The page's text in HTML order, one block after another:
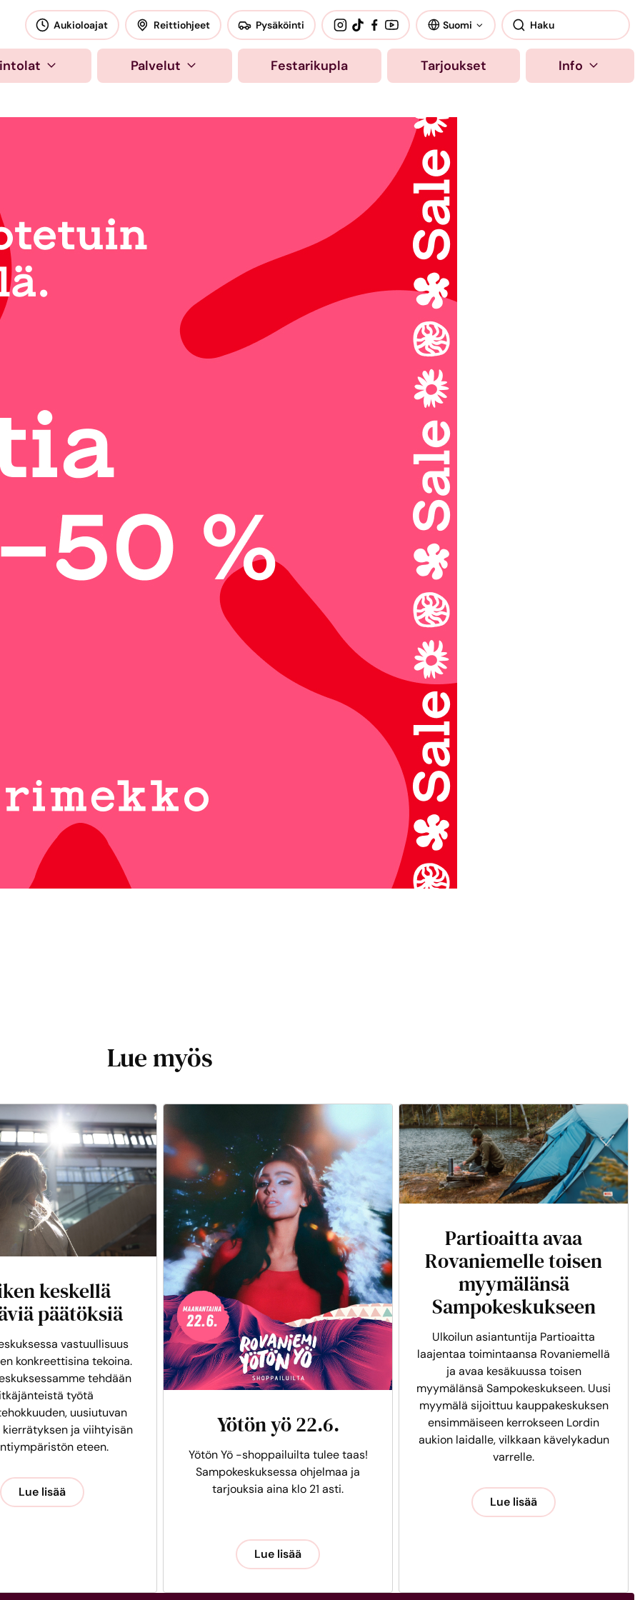
Palvelut Festarikupla Tarjoukset Info
Aukioloajat Reittiohjeet Pysäköinti Suomi
Lue myös
keskellä
päätöksiä
vastuullisuus
konkreettisina tekoina.
tehdään
työtä
uusiutuvan
kierrätyksen ja viihtyisän
eteen.
Lue lisää
Yötön yö 22.6.
Yötön Yö -shoppailuilta tulee taas!
Sampokeskuksessa ohjelmaa ja
tarjouksia aina klo 21 asti.
Lue lisää
Partioaitta avaa
Rovaniemelle toisen
myymälänsä
Sampokeskukseen
Ulkoilun asiantuntija Partioaitta
laajentaa toimintaansa Rovaniemellä
ja avaa kesäkuussa toisen
myymälänsä Sampokeskukseen. Uusi
myymälä sijoittuu kauppakeskuksen
ensimmäiseen kerrokseen Lordin
aukion laidalle, vilkkaan kävelykadun
varrelle.
Lue lisää